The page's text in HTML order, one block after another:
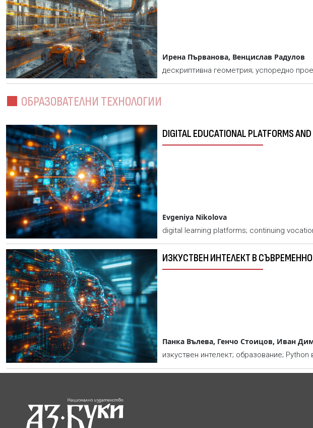
Ирена Първанова, Венцислав Радулов
дескриптивна геометрия; успоредно
ОБРАЗОВАТЕЛНИ ТЕХНОЛОГИИ
DIGITAL EDUCATIONAL PLATFORMS
Evgeniya Nikolova
digital learning platforms; continuing
ИЗКУСТВЕН ИНТЕЛЕКТ В
Панка Вълева, Генчо Стоицов, Иван
изкуствен интелект; образование;